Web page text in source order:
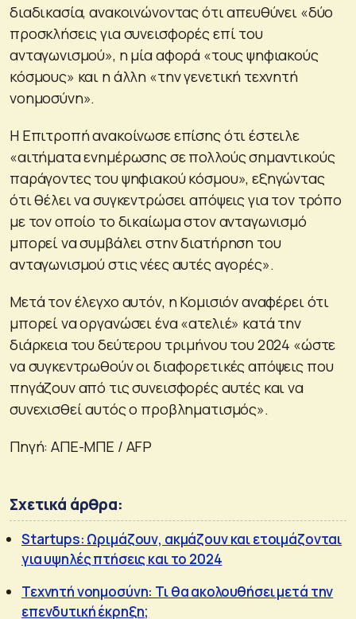
διαδικασία, ανακοινώνοντας ότι απευθύνει «δύο
προσκλήσεις για συνεισφορές επί του
ανταγωνισμού», η μία αφορά «τους ψηφιακούς
κόσμους» και η άλλη «την γενετική τεχνητή
νοημοσύνη».
Η Επιτροπή ανακοίνωσε επίσης ότι έστειλε
«αιτήματα ενημέρωσης σε πολλούς σημαντικούς
παράγοντες του ψηφιακού κόσμου», εξηγώντας
ότι θέλει να συγκεντρώσει απόψεις για τον τρόπο
με τον οποίο το δικαίωμα στον ανταγωνισμό
μπορεί να συμβάλει στην διατήρηση του
ανταγωνισμού στις νέες αυτές αγορές».
Μετά τον έλεγχο αυτόν, η Κομισιόν αναφέρει ότι
μπορεί να οργανώσει ένα «ατελιέ» κατά την
διάρκεια του δεύτερου τριμήνου του 2024 «ώστε
να συγκεντρωθούν οι διαφορετικές απόψεις που
πηγάζουν από τις συνεισφορές αυτές και να
συνεχισθεί αυτός ο προβληματισμός».
Πηγή: ΑΠΕ-ΜΠΕ / AFP
Σχετικά άρθρα:
Startups: Ωριμάζουν, ακμάζουν και ετοιμάζονται
για υψηλές πτήσεις και το 2024
Τεχνητή νοημοσύνη: Τι θα ακολουθήσει μετά την
επενδυτική έκρηξη;